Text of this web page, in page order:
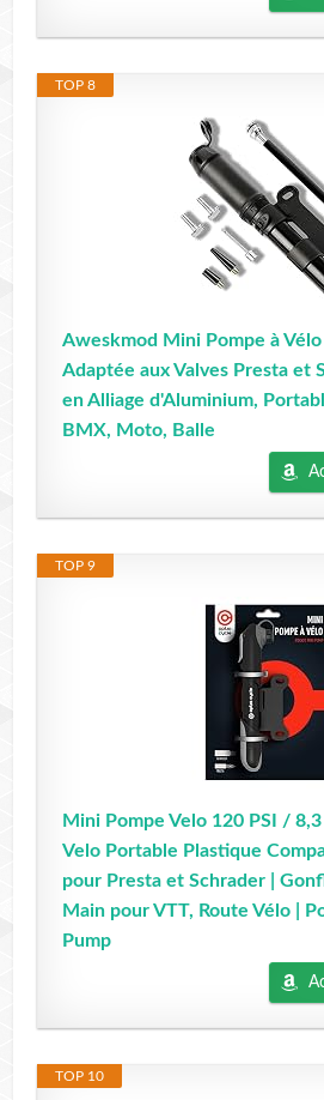
TOP 8
Aweskmod Mini Pompe à
Adaptée aux Valves Presta et
en Alliage d'Aluminium,
BMX, Moto, Balle
TOP 9
Mini Pompe Velo 120 PSI /
Velo Portable Plastique
pour Presta et Schrader |
Main pour VTT, Route Vélo |
Pump
TOP 10